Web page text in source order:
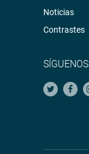
Noticias
Contrastes
SÍGUENOS